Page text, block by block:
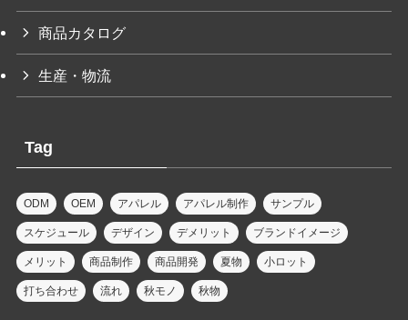
商品カタログ
生産・物流
Tag
ODM OEM アパレル アパレル制作 サンプル
スケジュール デザイン デメリット ブランドイメージ
メリット 商品制作 商品開発 夏物 小ロット
打ち合わせ 流れ 秋モノ 秋物